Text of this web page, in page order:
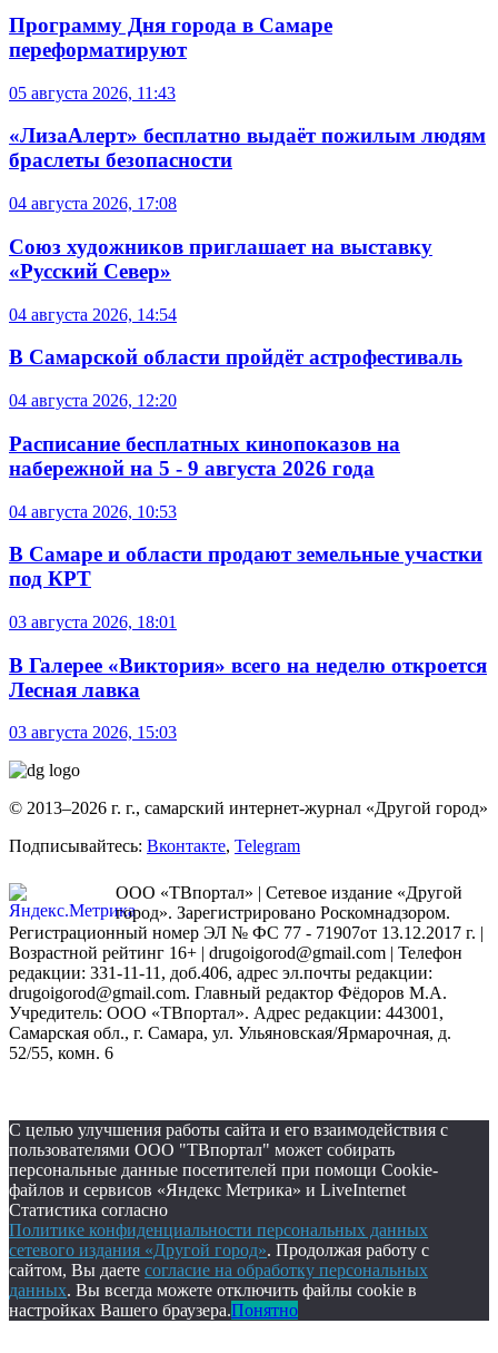
Программу Дня города в Самаре
переформатируют
05 августа 2026, 11:43
«ЛизаАлерт» бесплатно выдаёт пожилым людям
браслеты безопасности
04 августа 2026, 17:08
Союз художников приглашает на выставку
«Русский Север»
04 августа 2026, 14:54
В Самарской области пройдёт астрофестиваль
04 августа 2026, 12:20
Расписание бесплатных кинопоказов на
набережной на 5 - 9 августа 2026 года
04 августа 2026, 10:53
В Самаре и области продают земельные участки
под КРТ
03 августа 2026, 18:01
В Галерее «Виктория» всего на неделю откроется
Лесная лавка
03 августа 2026, 15:03
© 2013–2026 г. г., самарский интернет-журнал «Другой город»
Подписывайтесь: Вконтакте, Telegram
ООО «ТВпортал» | Сетевое издание «Другой
город». Зарегистрировано Роскомнадзором.
Регистрационный номер ЭЛ № ФС 77 - 71907от 13.12.2017 г. |
Возрастной рейтинг 16+ | drugoigorod@gmail.com | Телефон
редакции: 331-11-11, доб.406, адрес эл.почты редакции:
drugoigorod@gmail.com. Главный редактор Фёдоров М.А.
Учредитель: ООО «ТВпортал». Адрес редакции: 443001,
Самарская обл., г. Самара, ул. Ульяновская/Ярмарочная, д.
52/55, комн. 6
С целью улучшения работы сайта и его взаимодействия с
пользователями ООО "ТВпортал" может собирать
персональные данные посетителей при помощи Cookie-
файлов и сервисов «Яндекс Метрика» и LiveInternet
Статистика согласно
Политике конфиденциальности персональных данных
сетевого издания «Другой город». Продолжая работу с
сайтом, Вы даете согласие на обработку персональных
данных. Вы всегда можете отключить файлы cookie в
настройках Вашего браузера.Понятно